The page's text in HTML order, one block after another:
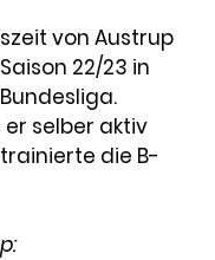
von Austrup
22/23 in
selber aktiv
die B-